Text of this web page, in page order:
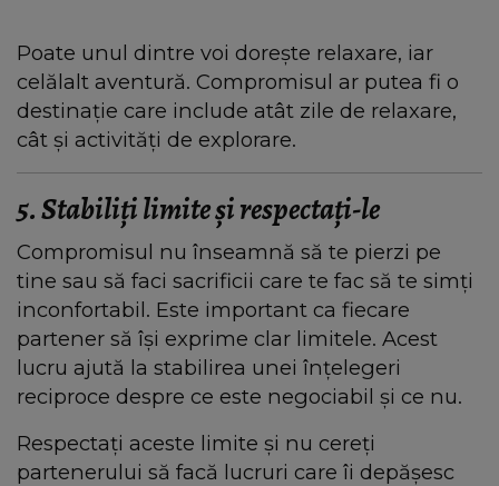
Poate unul dintre voi dorește relaxare, iar
celălalt aventură. Compromisul ar putea fi o
destinație care include atât zile de relaxare,
cât și activități de explorare.
5. Stabiliți limite și respectați-le
Compromisul nu înseamnă să te pierzi pe
tine sau să faci sacrificii care te fac să te simți
inconfortabil. Este important ca fiecare
partener să își exprime clar limitele. Acest
lucru ajută la stabilirea unei înțelegeri
reciproce despre ce este negociabil și ce nu.
Respectați aceste limite și nu cereți
partenerului să facă lucruri care îi depășesc